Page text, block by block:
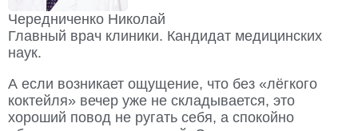
Чередниченко Николай
Главный врач клиники. Кандидат медицинских
наук.
А если возникает ощущение, что без «лёгкого
коктейля» вечер уже не складывается, это
хороший повод не ругать себя, а спокойно